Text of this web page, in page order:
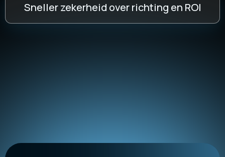
Sneller zekerheid over richting en ROI